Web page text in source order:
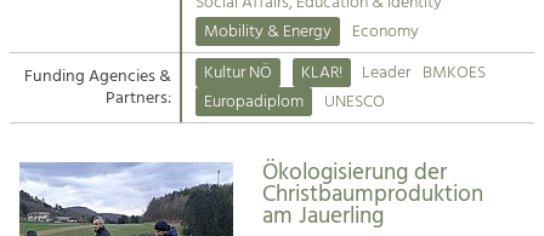
Suche
Impressum
Kontakt
Tourism
Offer Development and Positioning
Art & Culture
Crafts, Science and Research.
Mobility & Energy
Economy
Funding Agencies &
Partners:
Kultur NÖ KLAR! Leader BMKOES
Europadiplom
UNESCO
Ökologisierung der
Christbaumproduktion
am Jauerling